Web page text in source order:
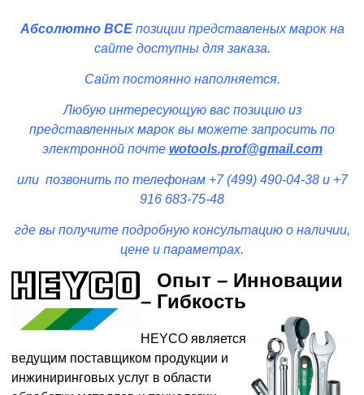
Абсолютно ВСЕпозиции представленыхмарок на
сайте доступны для заказа.
Сайт постоянно наполняется.
Любую интересующую вас позицию из
представленных марок вы можете запросить по
электронной почте wotools.prof@gmail.com
или позвонить по телефонам +7 (499) 490-04-38 и +7
916 683-75-48
где вы получите подробную консультацию о наличии,
цене и параметрах.
Опыт – Инновации
– Гибкость
HEYCO является
ведущим поставщиком продукции и
инжиниринговых услуг в области